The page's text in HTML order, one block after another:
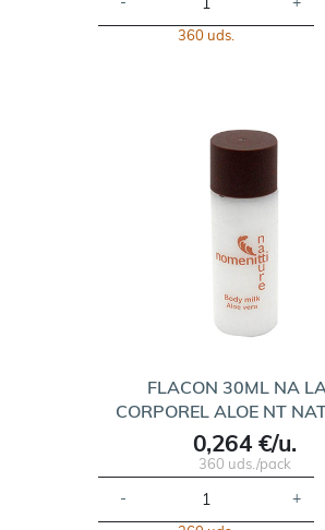
360 uds.
FLACON 30ML NA
CORPOREL ALOE NT
0,264 €/u.
360 uds./pack
- +